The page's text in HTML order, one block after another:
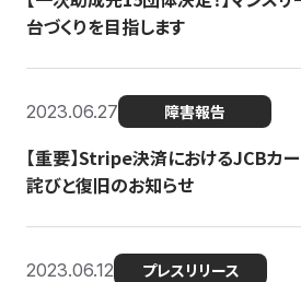
台づくりを目指します
2023.06.27 障害報告
【重要】Stripe決済におけるJCBカ
詫びと復旧のお知らせ
2023.06.12 プレスリリース